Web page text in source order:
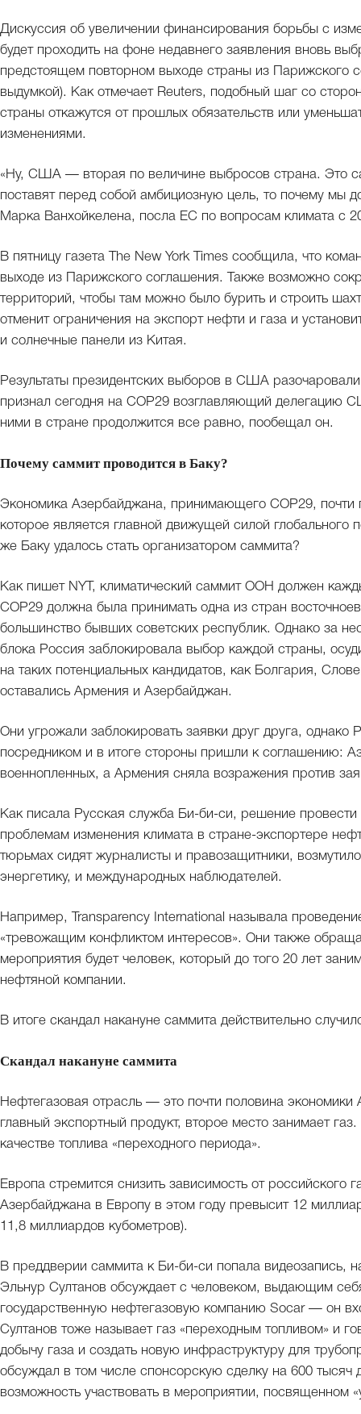
Дискуссия об увеличении финансирования борьбы с
будет проходить на фоне недавнего заявления вновь
предстоящем повторном выходе страны из Парижского
выдумкой). Как отмечает Reuters, подобный шаг со
страны откажутся от прошлых обязательств или
изменениями.
«Ну, США — вторая по величине выбросов страна. Это
поставят перед собой амбициозную цель, то почему мы
Марка Ванхойкелена, посла ЕС по вопросам климата с
В пятницу газета The New York Times сообщила, что
выходе из Парижского соглашения. Также возможно
территорий, чтобы там можно было бурить и строить
отменит ограничения на экспорт нефти и газа и
и солнечные панели из Китая.
Результаты президентских выборов в США
признал сегодня на COP29 возглавляющий делегацию
ними в стране продолжится все равно, пообещал он.
Почему саммит проводится в Баку?
Экономика Азербайджана, принимающего COP29, почти
которое является главной движущей силой глобального
же Баку удалось стать организатором саммита?
Как пишет NYT, климатический саммит ООН должен
COP29 должна была принимать одна из стран
большинство бывших советских республик. Однако за
блока Россия заблокировала выбор каждой страны,
на таких потенциальных кандидатов, как Болгария,
оставались Армения и Азербайджан.
Они угрожали заблокировать заявки друг друга, однако
посредником и в итоге стороны пришли к соглашению:
военнопленных, а Армения сняла возражения против
Как писала Русская служба Би-би-си, решение
проблемам изменения климата в стране-экспортере
тюрьмах сидят журналисты и правозащитники,
энергетику, и международных наблюдателей.
Например, Transparency International называла
«тревожащим конфликтом интересов». Они также
мероприятия будет человек, который до того 20 лет
нефтяной компании.
В итоге скандал накануне саммита действительно
Скандал накануне саммита
Нефтегазовая отрасль — это почти половина
главный экспортный продукт, второе место занимает
качестве топлива «переходного периода».
Европа стремится снизить зависимость от российского
Азербайджана в Европу в этом году превысит 12
11,8 миллиардов кубометров).
В преддверии саммита к Би-би-си попала видеозапись,
Эльнур Султанов обсуждает с человеком, выдающим
государственную нефтегазовую компанию Socar — он
Султанов тоже называет газ «переходным топливом» и
добычу газа и создать новую инфраструктуру для
обсуждал в том числе спонсорскую сделку на 600 тысяч
возможность участвовать в мероприятии, посвященном